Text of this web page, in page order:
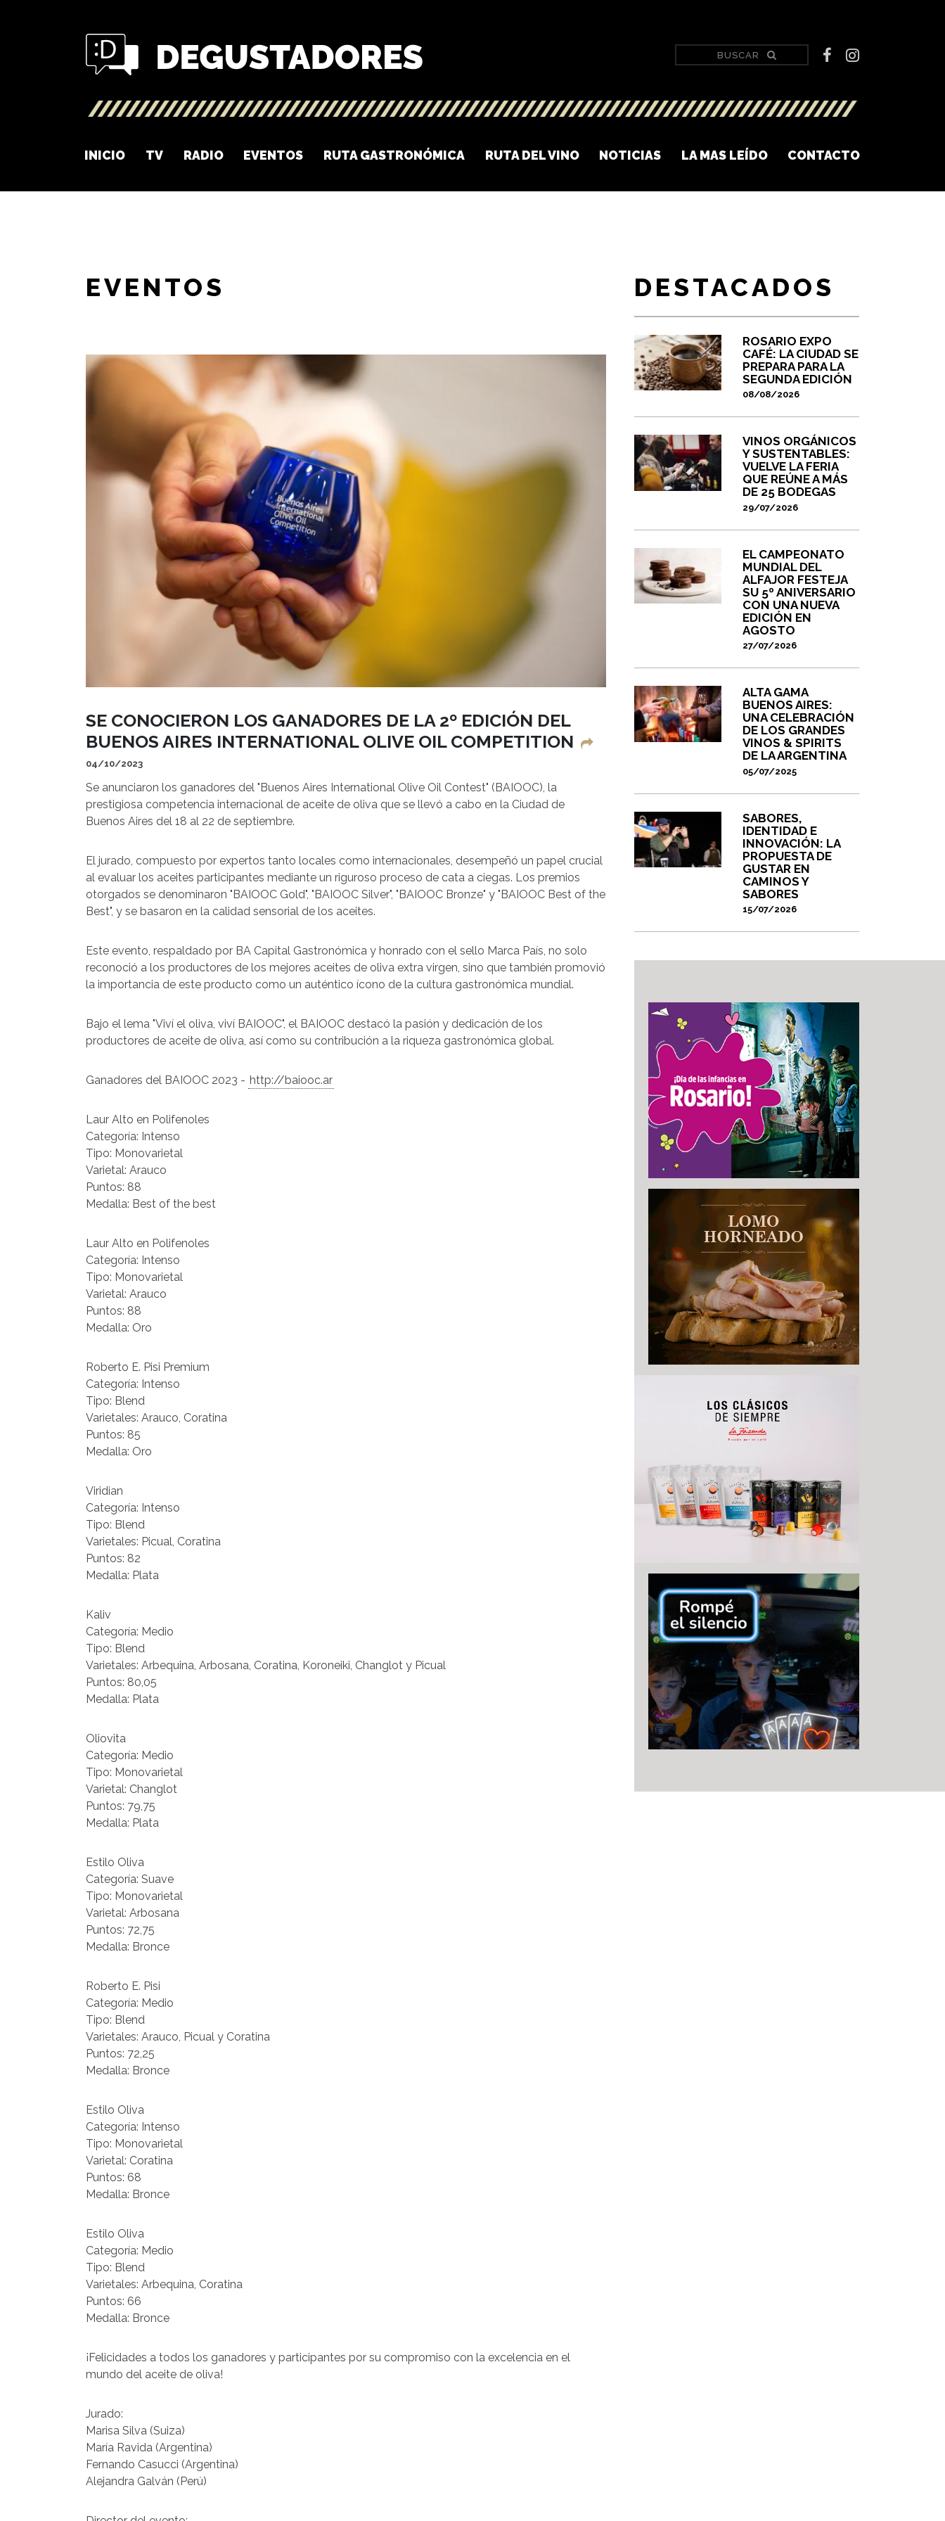
INICIO TV RADIO EVENTOS RUTA GASTRONÓMICA RUTA DEL VINO NOTICIAS LA MAS LEÍDO CONTACTO
EVENTOS
SE CONOCIERON LOS GANADORES DE LA 2º EDICIÓN DEL
BUENOS AIRES INTERNATIONAL OLIVE OIL COMPETITION
04/10/2023
Se anunciaron los ganadores del "Buenos Aires International Olive Oil Contest" (BAIOOC), la
prestigiosa competencia internacional de aceite de oliva que se llevó a cabo en la Ciudad de
Buenos Aires del 18 al 22 de septiembre.
El jurado, compuesto por expertos tanto locales como internacionales, desempeñó un papel crucial
al evaluar los aceites participantes mediante un riguroso proceso de cata a ciegas. Los premios
otorgados se denominaron "BAIOOC Gold", "BAIOOC Silver", "BAIOOC Bronze" y "BAIOOC Best of the
Best", y se basaron en la calidad sensorial de los aceites.
Este evento, respaldado por BA Capital Gastronómica y honrado con el sello Marca País, no solo
reconoció a los productores de los mejores aceites de oliva extra virgen, sino que también promovió
la importancia de este producto como un auténtico ícono de la cultura gastronómica mundial.
Bajo el lema "Viví el oliva, viví BAIOOC", el BAIOOC destacó la pasión y dedicación de los
productores de aceite de oliva, así como su contribución a la riqueza gastronómica global.
Ganadores del BAIOOC 2023 - http://baiooc.ar
Laur Alto en Polifenoles
Categoría: Intenso
Tipo: Monovarietal
Varietal: Arauco
Puntos: 88
Medalla: Best of the best
Laur Alto en Polifenoles
Categoría: Intenso
Tipo: Monovarietal
Varietal: Arauco
Puntos: 88
Medalla: Oro
Roberto E. Pisi Premium
Categoría: Intenso
Tipo: Blend
Varietales: Arauco, Coratina
Puntos: 85
Medalla: Oro
Viridian
Categoría: Intenso
Tipo: Blend
Varietales: Picual, Coratina
Puntos: 82
Medalla: Plata
Kaliv
Categoría: Medio
Tipo: Blend
Varietales: Arbequina, Arbosana, Coratina, Koroneiki, Changlot y Picual
Puntos: 80,05
Medalla: Plata
Oliovita
Categoría: Medio
Tipo: Monovarietal
Varietal: Changlot
Puntos: 79,75
Medalla: Plata
Estilo Oliva
Categoría: Suave
Tipo: Monovarietal
Varietal: Arbosana
Puntos: 72,75
Medalla: Bronce
Roberto E. Pisi
Categoría: Medio
Tipo: Blend
Varietales: Arauco, Picual y Coratina
Puntos: 72,25
Medalla: Bronce
Estilo Oliva
Categoría: Intenso
Tipo: Monovarietal
Varietal: Coratina
Puntos: 68
Medalla: Bronce
Estilo Oliva
Categoría: Medio
Tipo: Blend
Varietales: Arbequina, Coratina
Puntos: 66
Medalla: Bronce
¡Felicidades a todos los ganadores y participantes por su compromiso con la excelencia en el
mundo del aceite de oliva!
Jurado:
Marisa Silva (Suiza)
María Ravida (Argentina)
Fernando Casucci (Argentina)
Alejandra Galván (Perú)
DESTACADOS
ROSARIO EXPO
CAFÉ: LA CIUDAD SE
PREPARA PARA LA
SEGUNDA EDICIÓN
08/08/2026
VINOS ORGÁNICOS
Y SUSTENTABLES:
VUELVE LA FERIA
QUE REÚNE A MÁS
DE 25 BODEGAS
29/07/2026
EL CAMPEONATO
MUNDIAL DEL
ALFAJOR FESTEJA
SU 5º ANIVERSARIO
CON UNA NUEVA
EDICIÓN EN
AGOSTO
27/07/2026
ALTA GAMA
BUENOS AIRES:
UNA CELEBRACIÓN
DE LOS GRANDES
VINOS & SPIRITS
DE LA ARGENTINA
05/07/2025
SABORES,
IDENTIDAD E
INNOVACIÓN: LA
PROPUESTA DE
GUSTAR EN
CAMINOS Y
SABORES
15/07/2026